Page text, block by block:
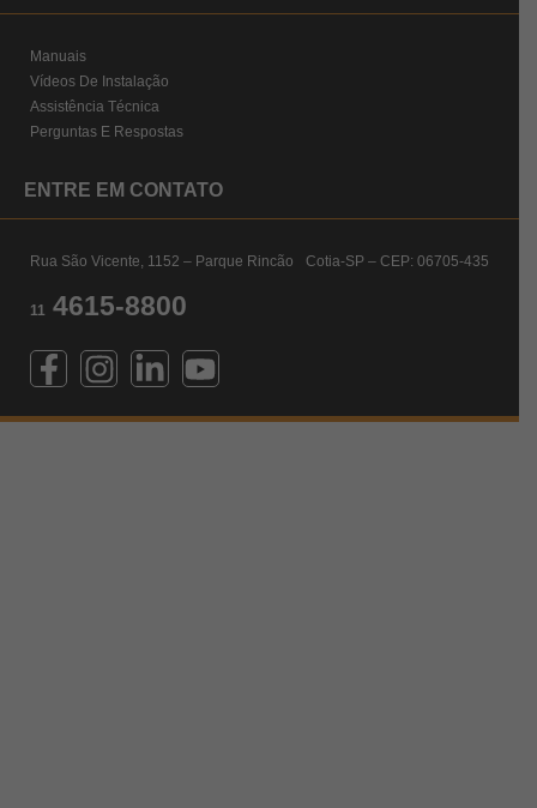
Manuais
Vídeos De Instalação
Assistência Técnica
Perguntas E Respostas
ENTRE EM CONTATO
Rua São Vicente, 1152 – Parque Rincão Cotia-SP – CEP: 06705-435
11 4615-8800